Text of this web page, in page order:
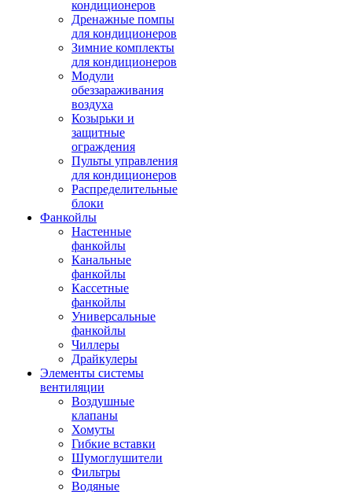
кондиционеров
Дренажные помпы
для кондиционеров
Зимние комплекты
для кондиционеров
Модули
обеззараживания
воздуха
Козырьки и
защитные
ограждения
Пульты управления
для кондиционеров
Распределительные
блоки
Фанкойлы
Настенные
фанкойлы
Канальные
фанкойлы
Кассетные
фанкойлы
Универсальные
фанкойлы
Чиллеры
Драйкулеры
Элементы системы
вентиляции
Воздушные
клапаны
Хомуты
Гибкие вставки
Шумоглушители
Фильтры
Водяные